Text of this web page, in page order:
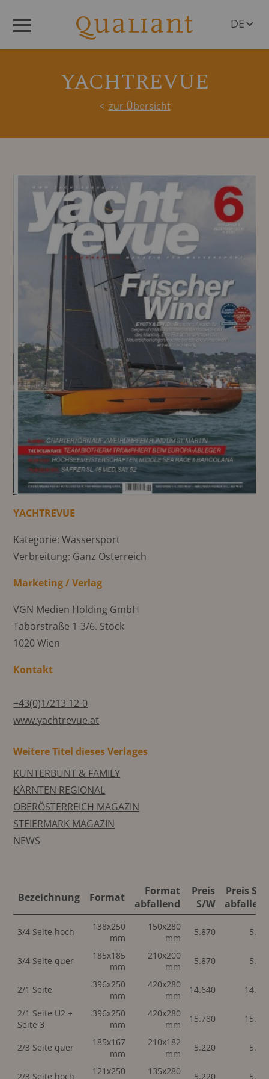
DE
YACHTREVUE
zur Übersicht
YACHTREVUE
Kategorie: Wassersport
Verbreitung: Ganz Österreich
Marketing / Verlag
VGN Medien Holding GmbH
Taborstraße 1-3/6. Stock
1020 Wien
Kontakt
+43(0)1/213 12-0
www.yachtrevue.at
Weitere Titel dieses Verlages
KUNTERBUNT & FAMILY
KÄRNTEN REGIONAL
OBERÖSTERREICH MAGAZIN
STEIERMARK MAGAZIN
NEWS
Bezeichnung Format
Format
abfallend
Preis
S/W
Preis S/
3/4 Seite hoch
138x250
mm
150x280
mm
5.870
3/4 Seite quer
185x185
mm
210x200
mm
5.870
2/1 Seite
396x250
mm
420x280
mm
14.640
2/1 Seite U2 +
Seite 3
396x250
mm
420x280
mm
15.780
2/3 Seite quer
185x167
mm
210x182
mm
5.220
2/3 Seite hoch
121x250
135x280
5.220